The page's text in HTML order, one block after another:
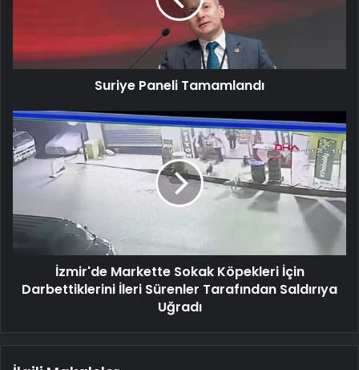
Suriye Paneli Tamamlandı
İzmir'de
Markette
Sokak
Köpekleri
İleri
Tarafından
Uğradı
İzmir'de Markette Sokak Köpekleri İçin
Darbettiklerini İleri Sürenler Tarafından Saldırıya
Uğradı